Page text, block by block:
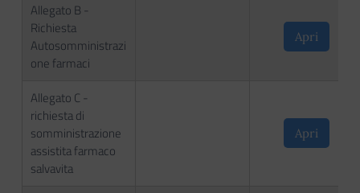
Allegato B -
Richiesta
Autosomministrazi
one farmaci
Apri
Allegato C -
richiesta di
somministrazione
assistita farmaco
salvavita
Apri